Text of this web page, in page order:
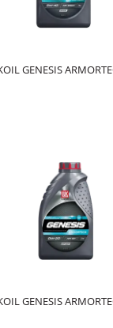
GENESIS
GENESIS